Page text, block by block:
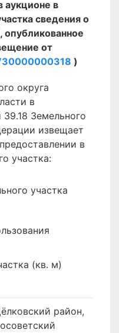
аукционе в
сведения о
опубликованное
от
)
округа
в
39.18 Земельного
извещает
в
участка:
участка
(кв. м)
район,